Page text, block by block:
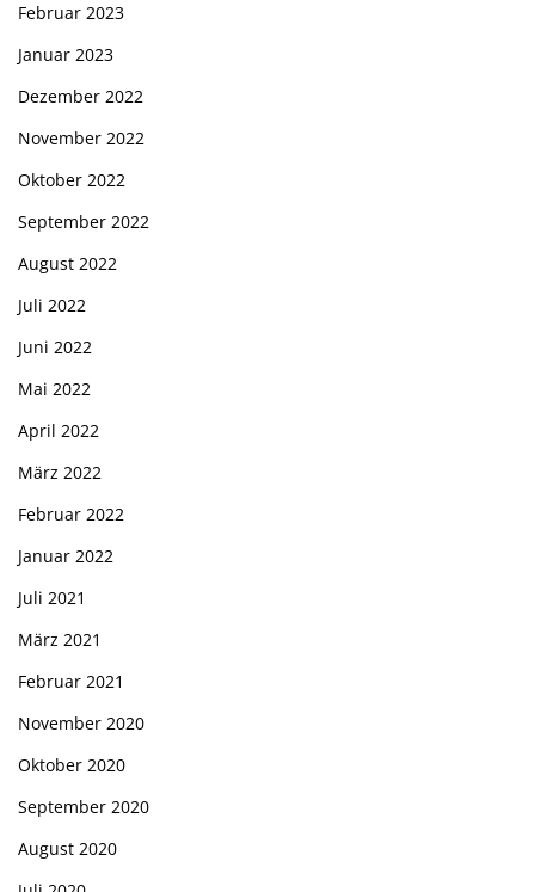
Februar 2023
Januar 2023
Dezember 2022
November 2022
Oktober 2022
September 2022
August 2022
Juli 2022
Juni 2022
Mai 2022
April 2022
März 2022
Februar 2022
Januar 2022
Juli 2021
März 2021
Februar 2021
November 2020
Oktober 2020
September 2020
August 2020